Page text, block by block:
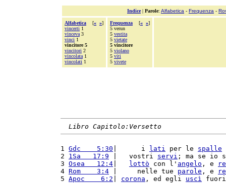
Indice| Parole: Alfabetica - Frequenza -
Alfabetica [« »]
vincerti 1
vinceva 3
vinci 1
vincitore 5
vincitori 2
vincolata 1
vincolati 1
Frequenza [« »]
5 verun
5 vestita
5 vietate
5 vincitore
5 violano
5 viti
5 vivete
Libro Capitolo:Versetto
1 Gdc    5:30 |      i lati per le spalle
2 1Sa   17:9 |   vostri servi ; ma se io
3 Osea   12:4 lottò con l' angelo , e
4 Rom    3:4 |     nelle tue parole , e
5 Apoc    6:2 corona , ed egli uscì